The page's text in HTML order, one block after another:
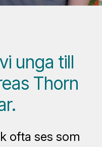
unga till
Thorn
ofta ses som